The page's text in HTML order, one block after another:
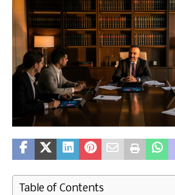
Table of Contents